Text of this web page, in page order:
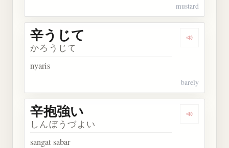
mustard
Dengarkan
辛うじて
かろうじて
nyaris
barely
Dengarkan
辛抱強い
しんぼうづよい
sangat sabar